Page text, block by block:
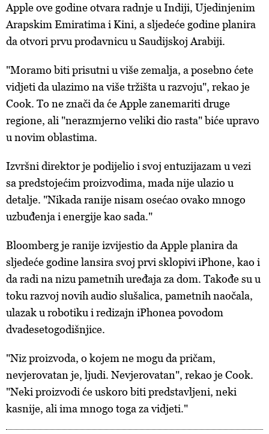
Apple ove godine otvara radnje u Indiji, Ujedinjenim
Arapskim Emiratima i Kini, a sljedeće godine planira
da otvori prvu prodavnicu u Saudijskoj Arabiji.
"Moramo biti prisutni u više zemalja, a posebno ćete
vidjeti da ulazimo na više tržišta u razvoju", rekao je
Cook. To ne znači da će Apple zanemariti druge
regione, ali "nerazmjerno veliki dio rasta" biće upravo
u novim oblastima.
Izvršni direktor je podijelio i svoj entuzijazam u vezi
sa predstojećim proizvodima, mada nije ulazio u
detalje. "Nikada ranije nisam osećao ovako mnogo
uzbuđenja i energije kao sada."
Bloomberg je ranije izvijestio da Apple planira da
sljedeće godine lansira svoj prvi sklopivi iPhone, kao i
da radi na nizu pametnih uređaja za dom. Takođe su u
toku razvoj novih audio slušalica, pametnih naočala,
ulazak u robotiku i redizajn iPhonea povodom
dvadesetogodišnjice.
"Niz proizvoda, o kojem ne mogu da pričam,
nevjerovatan je, ljudi. Nevjerovatan", rekao je Cook.
"Neki proizvodi će uskoro biti predstavljeni, neki
kasnije, ali ima mnogo toga za vidjeti."